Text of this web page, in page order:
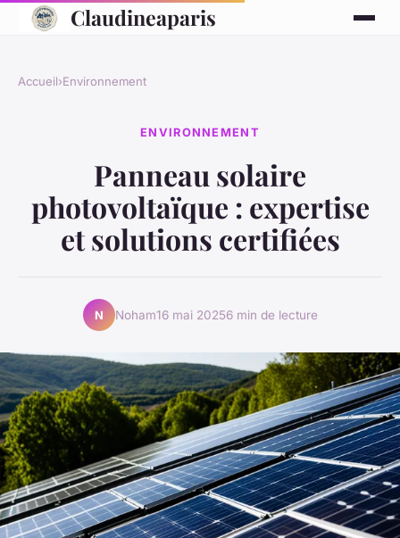
Claudineaparis
Accueil›Environnement
ENVIRONNEMENT
Panneau solaire
photovoltaïque : expertise
et solutions certifiées
N Noham16 mai 20256 min de lecture